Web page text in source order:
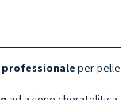
per pelle